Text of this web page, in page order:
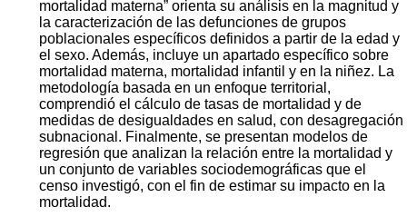
mortalidad materna” orienta su análisis en la magnitud y
la caracterización de las defunciones de grupos
poblacionales específicos definidos a partir de la edad y
el sexo. Además, incluye un apartado específico sobre
mortalidad materna, mortalidad infantil y en la niñez. La
metodología basada en un enfoque territorial,
comprendió el cálculo de tasas de mortalidad y de
medidas de desigualdades en salud, con desagregación
subnacional. Finalmente, se presentan modelos de
regresión que analizan la relación entre la mortalidad y
un conjunto de variables sociodemográficas que el
censo investigó, con el fin de estimar su impacto en la
mortalidad.